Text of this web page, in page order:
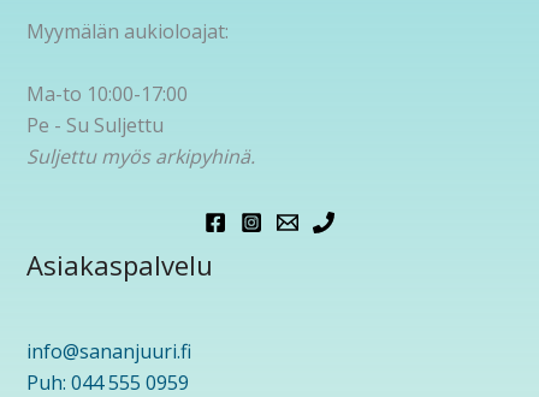
Myymälän aukioloajat:
Ma-to 10:00-17:00
Pe - Su Suljettu
Suljettu myös arkipyhinä.
Asiakaspalvelu
info@sananjuuri.fi
Puh: 044 555 0959